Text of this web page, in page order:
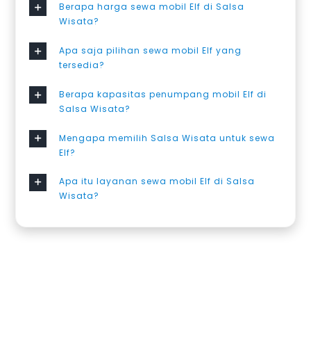
Berapa harga sewa mobil Elf di Salsa
Wisata?
Apa saja pilihan sewa mobil Elf yang
tersedia?
Berapa kapasitas penumpang mobil Elf di
Salsa Wisata?
Mengapa memilih Salsa Wisata untuk sewa
Elf?
Apa itu layanan sewa mobil Elf di Salsa
Wisata?